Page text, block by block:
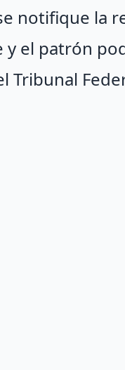
notifique la
el patrón